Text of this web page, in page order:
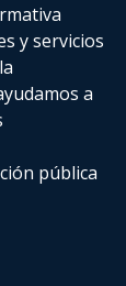
y servicios
a
pública